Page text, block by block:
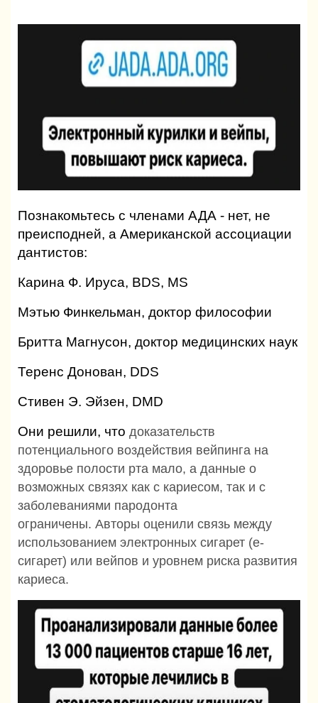
Познакомьтесь с членами АДА - нет, не
преисподней, а Американской ассоциации
дантистов:
Карина Ф. Ируса, BDS, MS
Мэтью Финкельман, доктор философии
Бритта Магнусон, доктор медицинских наук
Теренс Донован, DDS
Стивен Э. Эйзен, DMD
Они решили, что доказательств
потенциального воздействия вейпинга на
здоровье полости рта мало, а данные о
возможных связях как с кариесом, так и с
заболеваниями пародонта
ограничены. Авторы оценили связь между
использованием электронных сигарет (е-
сигарет) или вейпов и уровнем риска развития
кариеса.